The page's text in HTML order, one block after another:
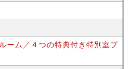
ーム／４つの特典付き特別室プ